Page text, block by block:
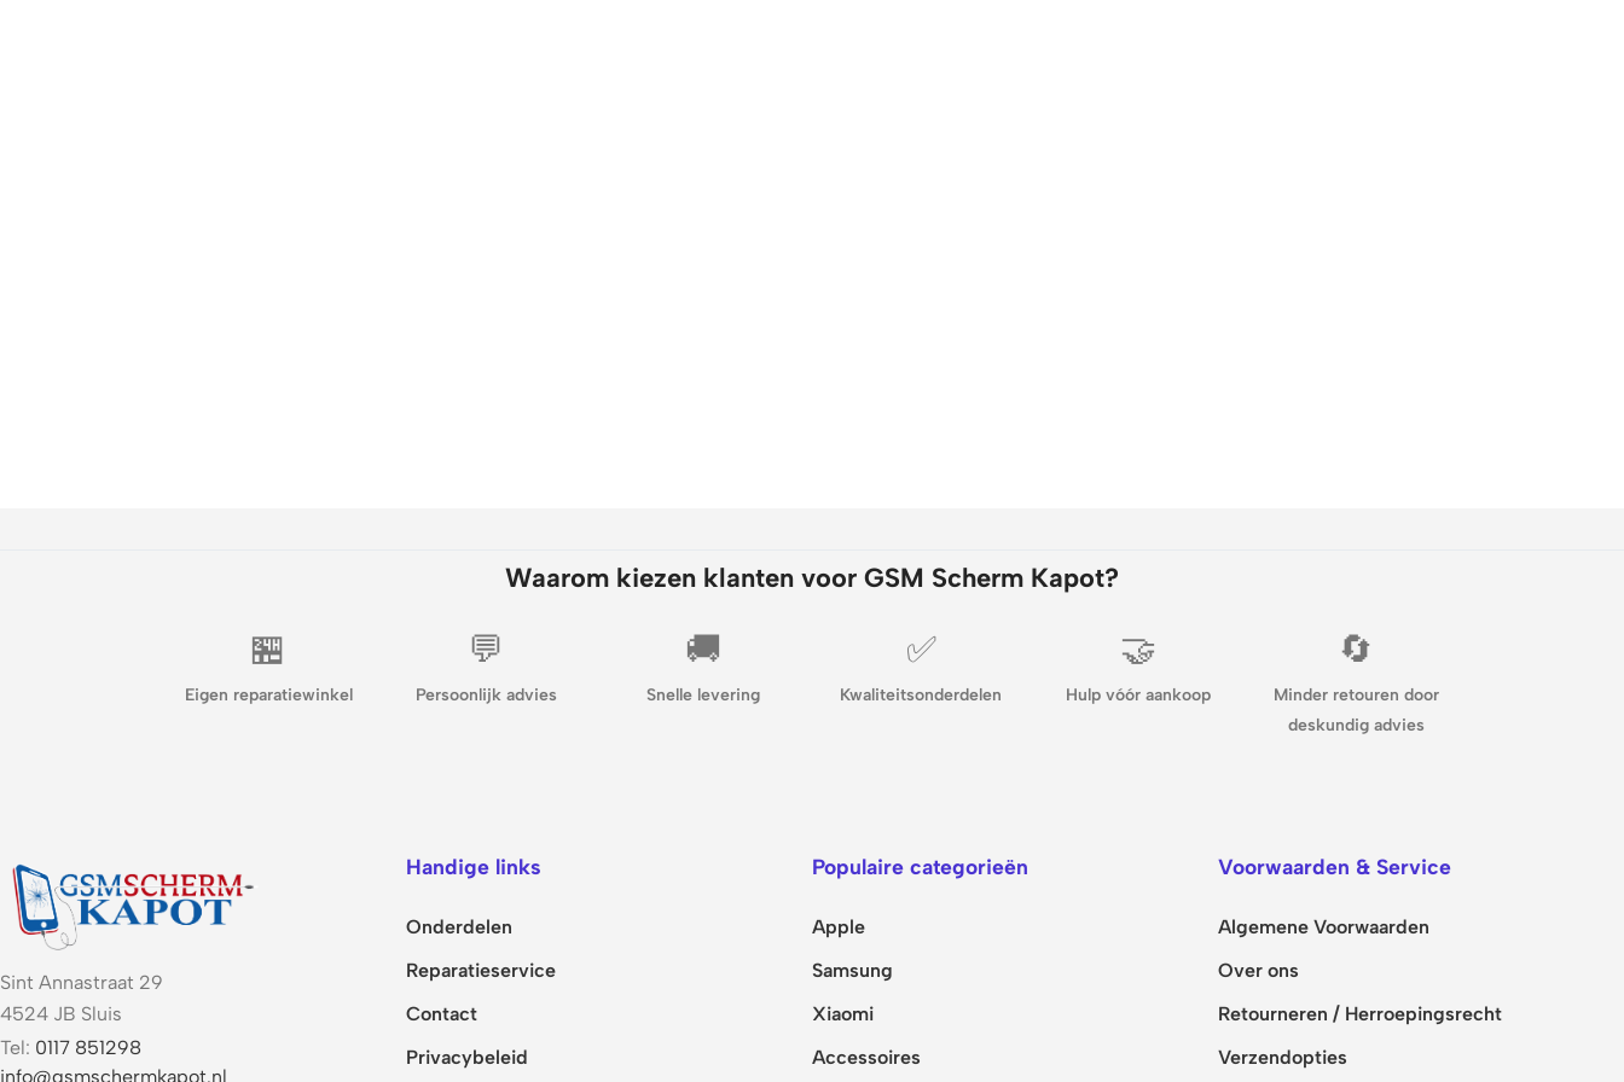
Waarom kiezen klanten voor GSM Scherm Kapot?
🏪
Eigen reparatiewinkel
💬
Persoonlijk advies
🚚
Snelle levering
✅
Kwaliteitsonderdelen
🤝
Hulp vóór aankoop
🔄
Minder retouren door
deskundig advies
Sint Annastraat 29
4524 JB Sluis
Tel: 0117 851298
info@gsmschermkapot.nl
Handige links
Onderdelen
Reparatieservice
Contact
Privacybeleid
Populaire categorieën
Apple
Samsung
Xiaomi
Accessoires
Voorwaarden & Service
Algemene Voorwaarden
Over ons
Retourneren / Herroepingsrecht
Verzendopties